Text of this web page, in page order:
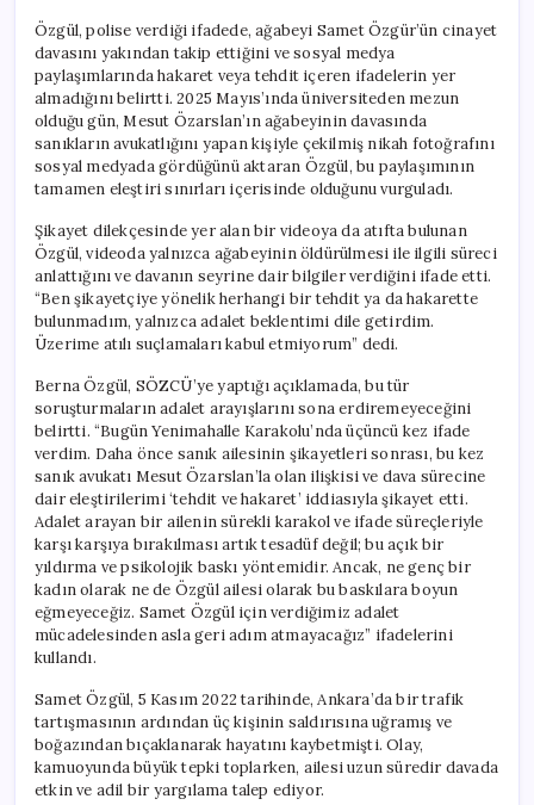
Özgül, polise verdiği ifadede, ağabeyi Samet Özgür’ün cinayet
davasını yakından takip ettiğini ve sosyal medya
paylaşımlarında hakaret veya tehdit içeren ifadelerin yer
almadığını belirtti. 2025 Mayıs’ında üniversiteden mezun
olduğu gün, Mesut Özarslan’ın ağabeyinin davasında
sanıkların avukatlığını yapan kişiyle çekilmiş nikah fotoğrafını
sosyal medyada gördüğünü aktaran Özgül, bu paylaşımının
tamamen eleştiri sınırları içerisinde olduğunu vurguladı.
Şikayet dilekçesinde yer alan bir videoya da atıfta bulunan
Özgül, videoda yalnızca ağabeyinin öldürülmesi ile ilgili süreci
anlattığını ve davanın seyrine dair bilgiler verdiğini ifade etti.
“Ben şikayetçiye yönelik herhangi bir tehdit ya da hakarette
bulunmadım, yalnızca adalet beklentimi dile getirdim.
Üzerime atılı suçlamaları kabul etmiyorum” dedi.
Berna Özgül, SÖZCÜ’ye yaptığı açıklamada, bu tür
soruşturmaların adalet arayışlarını sona erdiremeyeceğini
belirtti. “Bugün Yenimahalle Karakolu’nda üçüncü kez ifade
verdim. Daha önce sanık ailesinin şikayetleri sonrası, bu kez
sanık avukatı Mesut Özarslan’la olan ilişkisi ve dava sürecine
dair eleştirilerimi ‘tehdit ve hakaret’ iddiasıyla şikayet etti.
Adalet arayan bir ailenin sürekli karakol ve ifade süreçleriyle
karşı karşıya bırakılması artık tesadüf değil; bu açık bir
yıldırma ve psikolojik baskı yöntemidir. Ancak, ne genç bir
kadın olarak ne de Özgül ailesi olarak bu baskılara boyun
eğmeyeceğiz. Samet Özgül için verdiğimiz adalet
mücadelesinden asla geri adım atmayacağız” ifadelerini
kullandı.
Samet Özgül, 5 Kasım 2022 tarihinde, Ankara’da bir trafik
tartışmasının ardından üç kişinin saldırısına uğramış ve
boğazından bıçaklanarak hayatını kaybetmişti. Olay,
kamuoyunda büyük tepki toplarken, ailesi uzun süredir davada
etkin ve adil bir yargılama talep ediyor.